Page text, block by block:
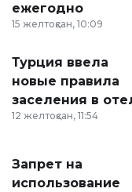
ежегодно
15 желтоқсан, 10:09
Турция ввела
новые правила
заселения в
12 желтоқсан, 11:54
Запрет на
использование